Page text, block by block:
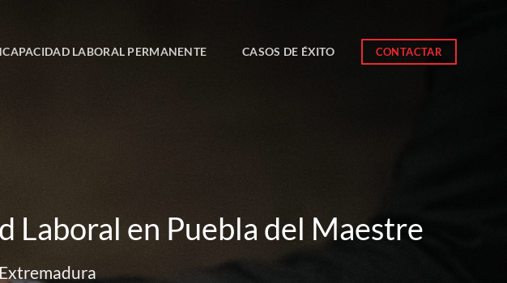
LABORAL PERMANENTE CASOS DE ÉXITO CONTACTAR
Laboral en Puebla del Maestre